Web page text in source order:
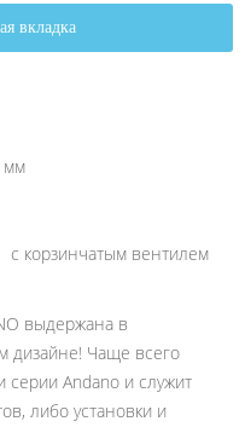
вкладка
мм
с корзинчатым вентилем
выдержана в
дизайне! Чаще всего
серии Andano и служит
либо установки и